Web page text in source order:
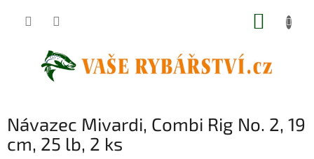
Návazec Mivardi, Combi Rig No. 2, 19
cm, 25 lb, 2 ks